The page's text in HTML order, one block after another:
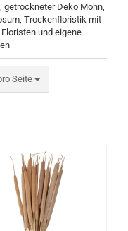
getrockneter Deko Mohn,
Trockenfloristik mit
und eigene
Seite